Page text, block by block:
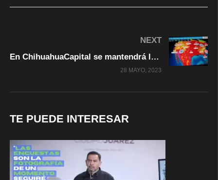
NEXT
En ChihuahuaCapital se mantendrá la lluvia por toda la mañana de este 28 de mayo Tome precauciones..
28 MAYO, 2023
TE PUEDE INTERESAR